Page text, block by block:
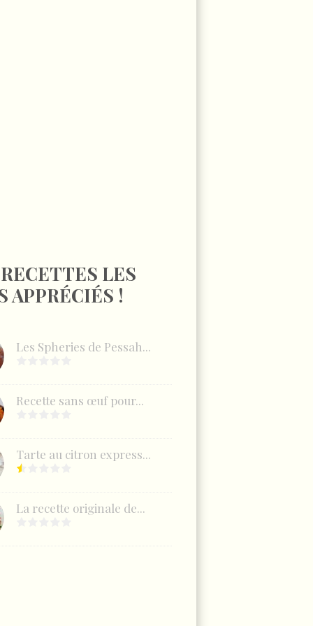
LES
APPRÉCIÉS !
Les Spheries de Pessah...
Recette sans œuf pour...
Tarte au citron express...
La recette originale de...